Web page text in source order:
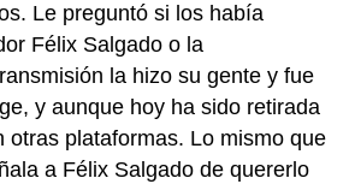
Le preguntó si los había
Félix Salgado o la
la hizo su gente y fue
y aunque hoy ha sido retirada
otras plataformas. Lo mismo que
a Félix Salgado de quererlo